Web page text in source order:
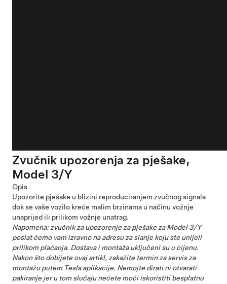
Zvučnik upozorenja za pješake,
Model 3/Y
Opis
Upozorite pješake u blizini reproduciranjem zvučnog signala
dok se vaše vozilo kreće malim brzinama u načinu vožnje
unaprijed ili prilikom vožnje unatrag.
Napomena: zvučnik za upozorenje za pješake za Model 3/Y
poslat ćemo vam izravno na adresu za slanje koju ste unijeli
prilikom plaćanja. Dostava i montaža uključeni su u cijenu.
Nakon što dobijete ovaj artikl, zakažite termin za servis za
montažu putem Tesla aplikacije. Nemojte dirati ni otvarati
pakiranje jer u tom slučaju nećete moći iskoristiti besplatnu